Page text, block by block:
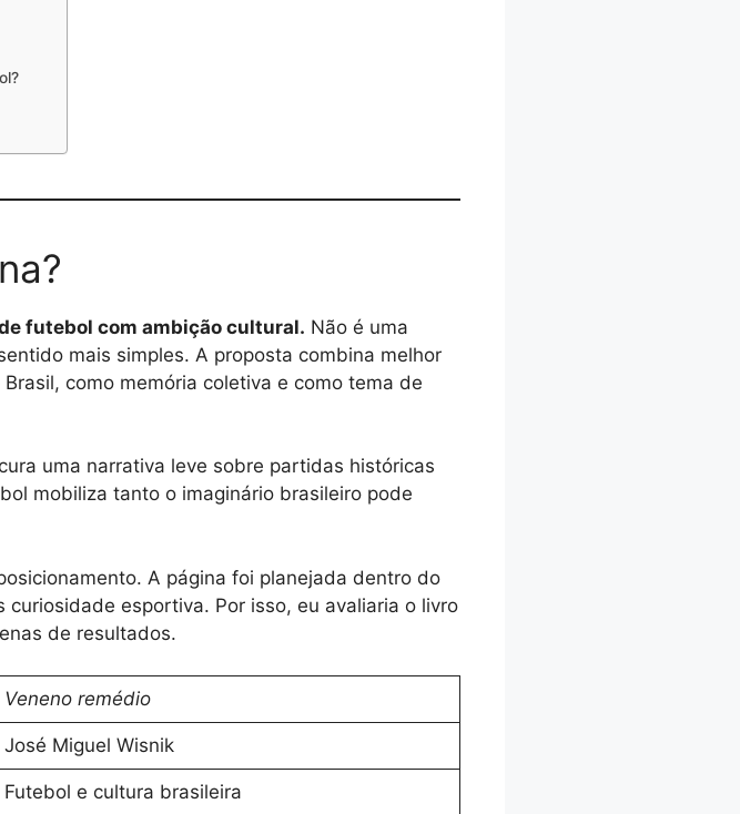
futebol com ambição cultural. Não é uma
mais simples. A proposta combina melhor
como memória coletiva e como tema de
uma narrativa leve sobre partidas históricas
mobiliza tanto o imaginário brasileiro pode
A página foi planejada dentro do
esportiva. Por isso, eu avaliaria o livro
de resultados.
Veneno remédio
José Miguel Wisnik
Futebol e cultura brasileira